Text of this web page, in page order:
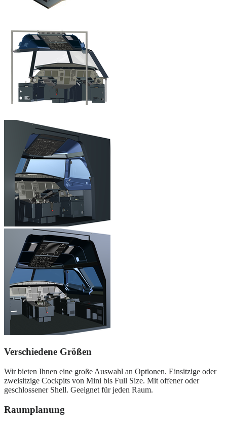
Verschiedene Größen
Wir bieten Ihnen eine große Auswahl an Optionen. Einsitzige oder
zweisitzige Cockpits von Mini bis Full Size. Mit offener oder
geschlossener Shell. Geeignet für jeden Raum.
Raumplanung